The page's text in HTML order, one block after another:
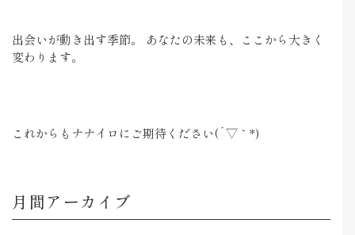
出会いが動き出す季節。 あなたの未来も、ここから大きく
変わります。
これからもナナイロにご期待ください(´▽｀*)
月間アーカイブ